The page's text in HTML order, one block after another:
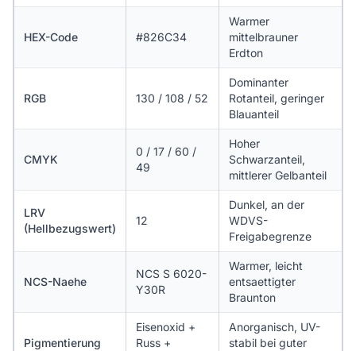
HEX-Code #826C34
Warmer
mittelbrauner
Erdton
RGB 130 / 108 / 52
Dominanter
Rotanteil, geringer
Blauanteil
CMYK
0 / 17 / 60 /
49
Hoher
Schwarzanteil,
mittlerer Gelbanteil
LRV
(Hellbezugswert)
12
Dunkel, an der
WDVS-
Freigabegrenze
NCS-Naehe
NCS S 6020-
Y30R
Warmer, leicht
entsaettigter
Braunton
Pigmentierung
Eisenoxid +
Russ +
Anorganisch, UV-
stabil bei guter